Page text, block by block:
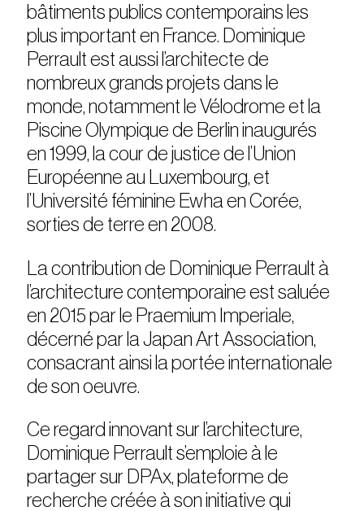
bâtiments publics contemporains les
plus important en France. Dominique
Perrault est aussi l’architecte de
nombreux grands projets dans le
monde, notamment le Vélodrome et la
Piscine Olympique de Berlin inaugurés
en 1999, la cour de justice de l’Union
Européenne au Luxembourg, et
l’Université féminine Ewha en Corée,
sorties de terre en 2008.
La contribution de Dominique Perrault à
l’architecture contemporaine est saluée
en 2015 par le Praemium Imperiale,
décerné par la Japan Art Association,
consacrant ainsi la portée internationale
de son oeuvre.
Ce regard innovant sur l’architecture,
Dominique Perrault s’emploie à le
partager sur DPAx, plateforme de
recherche créée à son initiative qui